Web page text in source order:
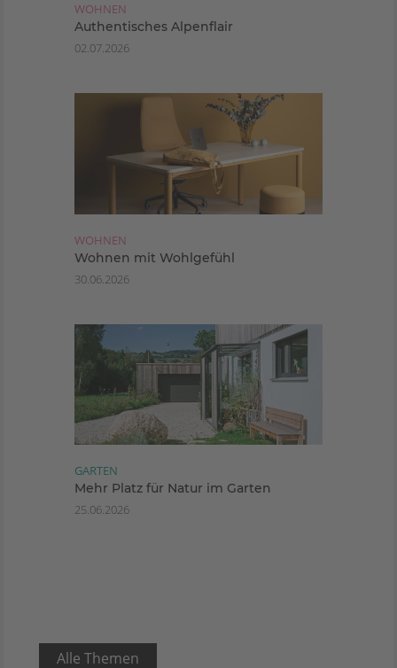
WOHNEN
Authentisches Alpenflair
02.07.2026
WOHNEN
Wohnen mit Wohlgefühl
30.06.2026
GARTEN
Mehr Platz für Natur im Garten
25.06.2026
Alle Themen